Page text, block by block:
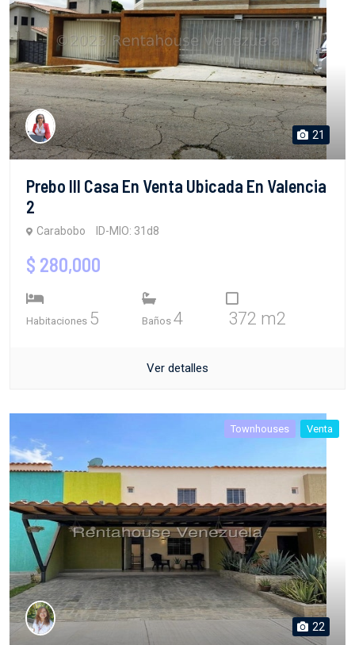
21
Prebo III Casa En Venta Ubicada En Valencia
2
Carabobo ID-MIO: 31d8
$ 280,000
Habitaciones 5 Baños 4 372 m2
Ver detalles
Townhouses Venta
22